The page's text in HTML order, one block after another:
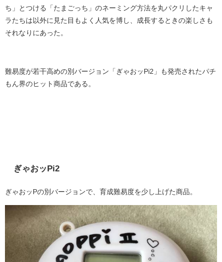
ち」とつける「たまごっち」のネーミング方法を丸パクリしたキャ
ラたちは以外に見た目もよく人気を博し、成長するときの楽しさも
それなりにあった。
難易度が若干高めの別バージョン「ぎゃおッPi2」も発売されたパチ
もん界のヒット商品である。
ぎゃおッPi2
ぎゃおッPの別バージョンで、育成難易度を少し上げた商品。